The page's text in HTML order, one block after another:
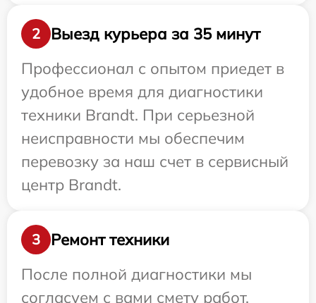
2
Выезд курьера за 35 минут
Профессионал с опытом приедет в
удобное время для диагностики
техники Brandt. При серьезной
неисправности мы обеспечим
перевозку за наш счет в сервисный
центр Brandt.
3
Ремонт техники
После полной диагностики мы
согласуем с вами смету работ,